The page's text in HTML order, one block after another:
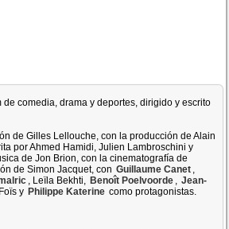
de comedia, drama y deportes, dirigido y escrito
de Gilles Lellouche, con la producción de Alain
por Ahmed Hamidi, Julien Lambroschini y
de Jon Brion, con la cinematografía de
de Simon Jacquet, con Guillaume Canet ,
, Leïla Bekhti, Benoît Poelvoorde , Jean-
y Philippe Katerine como protagonistas.